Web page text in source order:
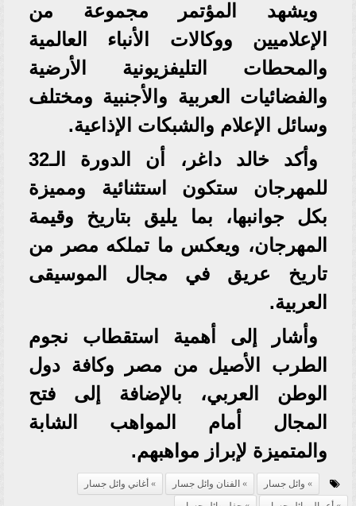
ويشهد المؤتمر مجموعة من
الإعلاميين ووكالات الأنباء العالمية
والمحطات التليفزيونية الأرضية
والفضائيات العربية والأجنبية ومختلف
وسائل الإعلام والشبكات الإذاعية.
وأكد خالد داغر، أن الدورة الـ32
للمهرجان ستكون استثنائية ومميزة
بكل جوانبها، بما يليق بتاريخ وقيمة
المهرجان، ويعكس ما تملكه مصر من
تاريخ عريق في مجال الموسيقى
العربية.
وأشار إلى أهمية استقطاب نجوم
الطرب الأصيل من مصر وكافة دول
الوطن العربي، بالإضافة إلى فتح
المجال أمام المواهب الشابة
والمتميزة لإبراز مواهبهم.
وائل جسار الفنان وائل جسار
أغاني وائل جسار